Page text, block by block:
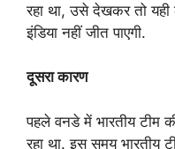
रहा था, उसे देखकर तो
इंडिया नहीं जीत पाएगी.
दूसरा कारण
पहले वनडे में भारतीय टीम
रहा था. इस समय भारतीय